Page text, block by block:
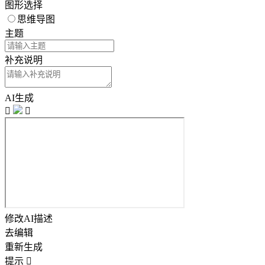
图形选择
思维导图
主题
补充说明
AI生成


修改AI描述
去编辑
重新生成
提示 